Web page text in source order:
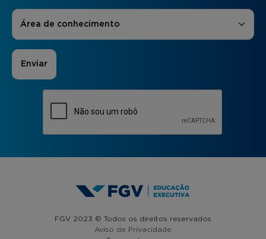
Áreas de Interesse
Área de conhecimento
FGV 2023 © Todos os direitos reservados
Aviso de Privacidade